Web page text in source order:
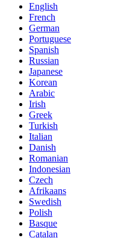
English
French
German
Portuguese
Spanish
Russian
Japanese
Korean
Arabic
Irish
Greek
Turkish
Italian
Danish
Romanian
Indonesian
Czech
Afrikaans
Swedish
Polish
Basque
Catalan